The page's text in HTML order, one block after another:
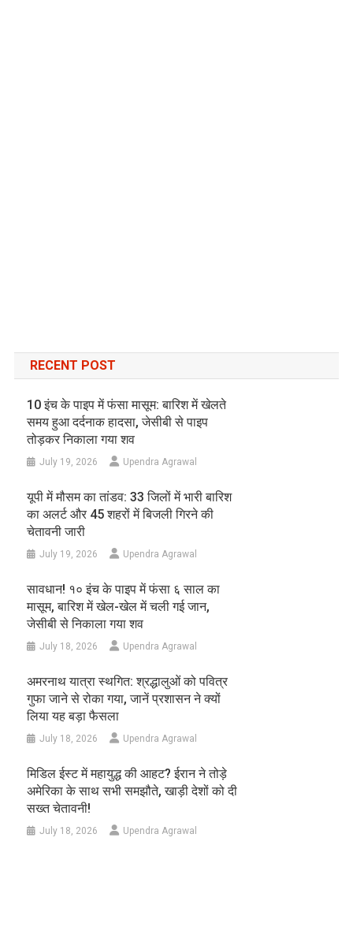
RECENT POST
10 इंच के पाइप में फंसा मासूम: बारिश में खेलते
समय हुआ दर्दनाक हादसा, जेसीबी से पाइप
तोड़कर निकाला गया शव
July 19, 2026 Upendra Agrawal
यूपी में मौसम का तांडव: 33 जिलों में भारी बारिश
का अलर्ट और 45 शहरों में बिजली गिरने की
चेतावनी जारी
July 19, 2026 Upendra Agrawal
सावधान! १० इंच के पाइप में फंसा ६ साल का
मासूम, बारिश में खेल-खेल में चली गई जान,
जेसीबी से निकाला गया शव
July 18, 2026 Upendra Agrawal
अमरनाथ यात्रा स्थगित: श्रद्धालुओं को पवित्र
गुफा जाने से रोका गया, जानें प्रशासन ने क्यों
लिया यह बड़ा फैसला
July 18, 2026 Upendra Agrawal
मिडिल ईस्ट में महायुद्ध की आहट? ईरान ने तोड़े
अमेरिका के साथ सभी समझौते, खाड़ी देशों को दी
सख्त चेतावनी!
July 18, 2026 Upendra Agrawal